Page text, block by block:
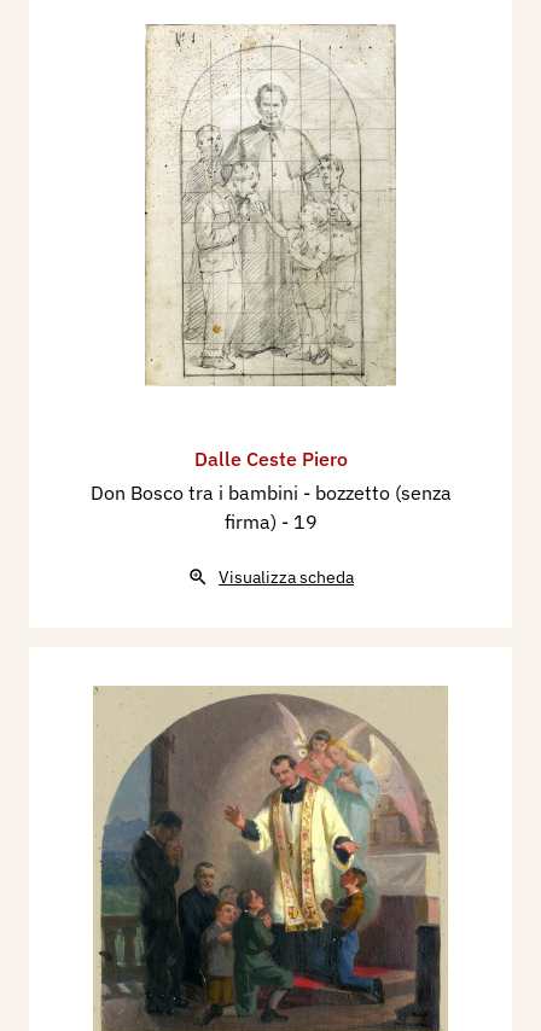
personalità di Piero Dalle Ceste. Diremmo che
l’artista è soprattutto uno psicologo che sa intuire
e tradurre sulla tela certi momenti magici che
egli stesso crea davanti al cavalletto: una ragione
che lo porta ad essere sempre diverso negli
accordi musicali tratti da una tavolozza ricca ma
stupendamente controllata affinché il contrasto
cromatico non strida mai dove la esaltazione è
dovuta a timbri collocati con senso di
responsabilità ed arte. Piero Dalle Ceste, per anni
noto quale affrescatore di raro talento, ha
realtà di Piero Dalle Ceste è una sua verità in
quanto la figura può anche avere un nome ma ha
contemporanea, regione Piemonte, 1967-1968”,
seconda edizione diretta da S. Grasso e da A.
Capri, Torino.
1969 - Catalogo personale alla Galleria d’Arte
Piemonte Artistico e Culturale, Torino, (18
gennaio - 4 febbraio).
1969 - Marziano Bernardi, “La Stampa”, 19
gennaio.
1969 - Enciclopedia Universale SEDA dell'Arte
Moderna, Volume Terzo, Milano IDAF, p. 850
Dalle Ceste Piero
Don Bosco tra i bambini - bozzetto (senza
firma) - 19
Visualizza scheda